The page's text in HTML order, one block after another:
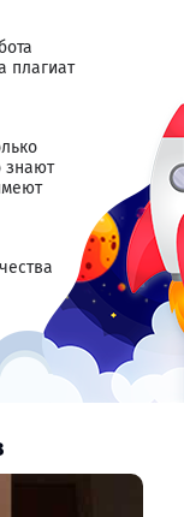
плагиат
знают